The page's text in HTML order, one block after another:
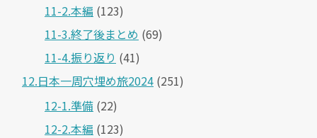
11-2.本編 (123)
11-3.終了後まとめ (69)
11-4.振り返り (41)
12.日本一周穴埋め旅2024 (251)
12-1.準備 (22)
12-2.本編 (123)